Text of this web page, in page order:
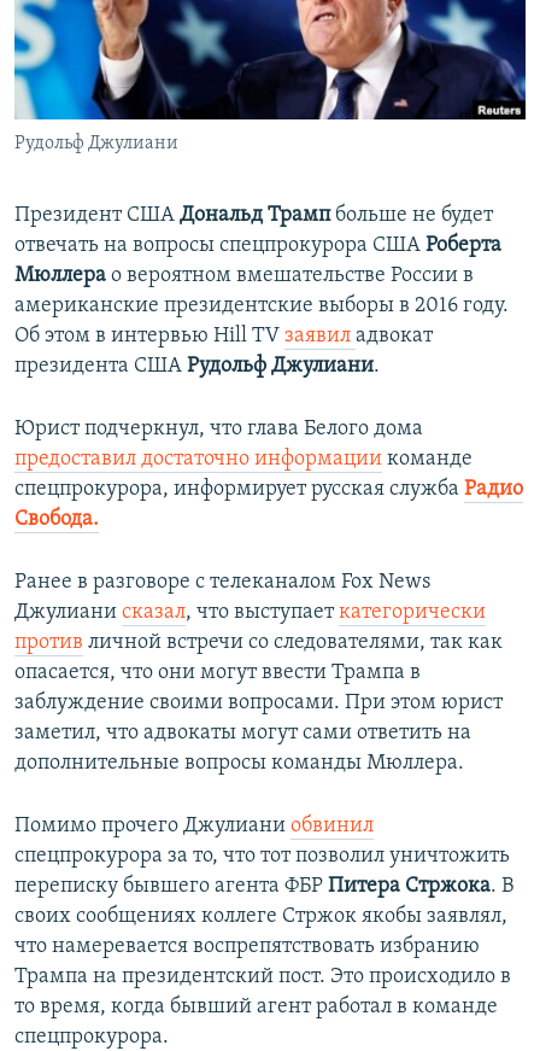
ПОБЕДИТЕЛЕЙ НЕ СУДЯТ?
КРЫМ.НЕПОКОРЕННЫЙ
УКРАИНСКАЯ ПРОБЛЕМА КРЫМА
ПРИСОЕДИНЯЙТЕСЬ!
Рудольф Джулиани
Президент США Дональд Трампбольше не будет
отвечать на вопросы спецпрокурора США Роберта
Мюллера о вероятном вмешательстве России в
американские президентские выборы в 2016 году.
Об этом в интервью Hill TV заявил адвокат
президента США Рудольф Джулиани.
Юрист подчеркнул, что глава Белого дома
предоставил достаточно информации команде
спецпрокурора, информирует русская служба Радио
Свобода.
Ранее в разговоре с телеканалом Fox News
Джулиани сказал, что выступаеткатегорически
против личной встречи со следователями, так как
опасается, что они могут ввести Трампа в
заблуждение своими вопросами. При этом юрист
заметил, что адвокаты могут сами ответить на
дополнительные вопросы команды Мюллера.
Помимо прочего Джулиани обвинил
спецпрокурора за то, что тот позволил уничтожить
переписку бывшего агента ФБР Питера Стржока. В
своих сообщениях коллеге Стржок якобы заявлял,
что намеревается воспрепятствовать избранию
Трампа на президентский пост. Это происходило в
то время, когда бывший агент работал в команде
спецпрокурора.